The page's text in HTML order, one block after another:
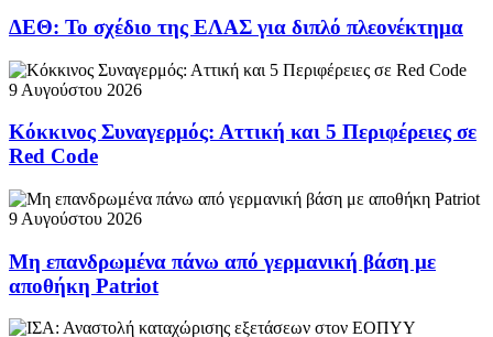
ΔΕΘ: Το σχέδιο της ΕΛΑΣ για διπλό πλεονέκτημα
9 Αυγούστου 2026
Κόκκινος Συναγερμός: Αττική και 5 Περιφέρειες σε
Red Code
9 Αυγούστου 2026
Μη επανδρωμένα πάνω από γερμανική βάση με
αποθήκη Patriot